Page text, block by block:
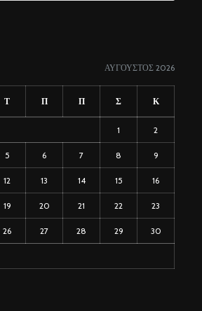
ΑΎΓΟΥΣΤΟΣ 2026
Τ Π Π Σ Κ
1 2
5 6 7 8 9
12 13 14 15 16
19 20 21 22 23
26 27 28 29 30